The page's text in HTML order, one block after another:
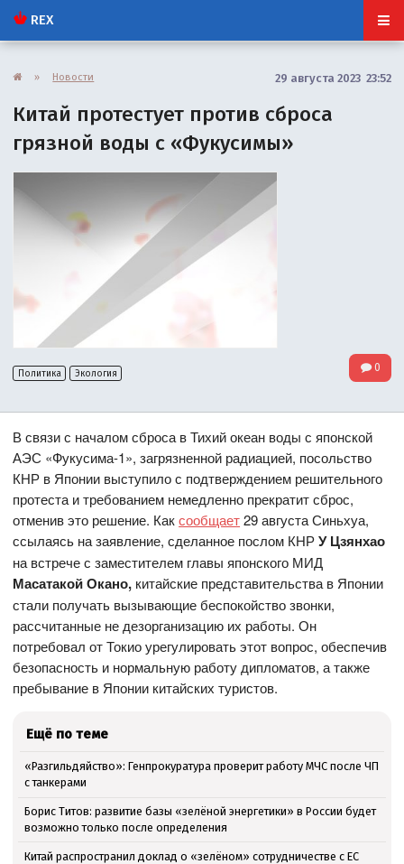
REX
» Новости 29 августа 2023 23:52
Китай протестует против сброса
грязной воды с «Фукусимы»
Политика Экология 0
В связи с началом сброса в Тихий океан воды с японской
АЭС «Фукусима-1», загрязненной радиацией, посольство
КНР в Японии выступило с подтверждением решительного
протеста и требованием немедленно прекратит сброс,
отменив это решение. Каксообщает29 августа Синьхуа,
ссылаясь на заявление, сделанное послом КНРУ Цзянхао
на встрече с заместителем главы японского МИД
Масатакой Окано, китайские представительства в Японии
стали получать вызывающие беспокойство звонки,
рассчитанные не дезорганизацию их работы. Он
потребовал от Токио урегулировать этот вопрос, обеспечив
безопасность и нормальную работу дипломатов, а также
пребывание в Японии китайских туристов.
Ещё по теме
«Разгильдяйство»: Генпрокуратура проверит работу МЧС после ЧП
с танкерами
Борис Титов: развитие базы «зелёной энергетики» в России будет
возможно только после определения
Китай распространил доклад о «зелёном» сотрудничестве с ЕС